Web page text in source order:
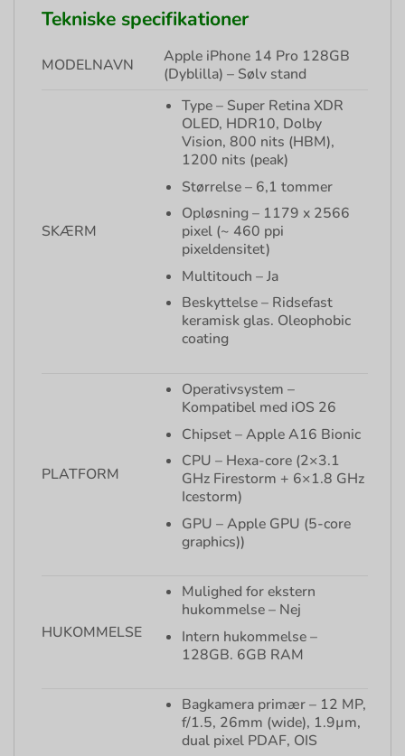
Tekniske specifikationer
MODELNAVN
Apple iPhone 14 Pro 128GB
(Dyblilla) – Sølv stand
SKÆRM
Type – Super Retina XDR
OLED, HDR10, Dolby
Vision, 800 nits (HBM),
1200 nits (peak)
Størrelse – 6,1 tommer
Opløsning – 1179 x 2566
pixel (~ 460 ppi
pixeldensitet)
Multitouch – Ja
Beskyttelse – Ridsefast
keramisk glas. Oleophobic
coating
PLATFORM
Operativsystem –
Kompatibel med iOS 26
Chipset – Apple A16 Bionic
CPU – Hexa-core (2×3.1
GHz Firestorm + 6×1.8 GHz
Icestorm)
GPU – Apple GPU (5-core
graphics))
HUKOMMELSE
Mulighed for ekstern
hukommelse – Nej
Intern hukommelse –
128GB. 6GB RAM
Bagkamera primær – 12 MP,
f/1.5, 26mm (wide), 1.9µm,
dual pixel PDAF, OIS